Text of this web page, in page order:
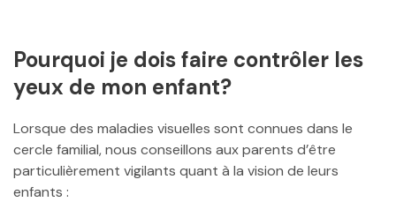
Pourquoi je dois faire contrôler les
yeux de mon enfant?
Lorsque des maladies visuelles sont connues dans le
cercle familial, nous conseillons aux parents d’être
particulièrement vigilants quant à la vision de leurs
enfants :